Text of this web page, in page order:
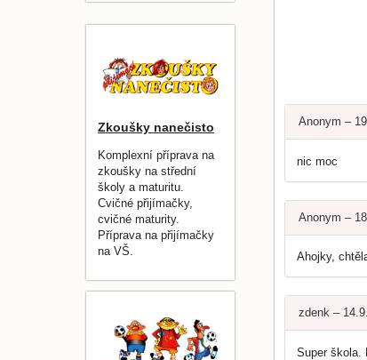
Zkoušky nanečisto
Komplexní příprava na
zkoušky na střední
školy a maturitu.
Cvičné přijímačky,
cvičné maturity.
Příprava na přijímačky
na VŠ.
Anonym –
nic moc
Anonym –
Ahojky,
zdenk –
Super škola.